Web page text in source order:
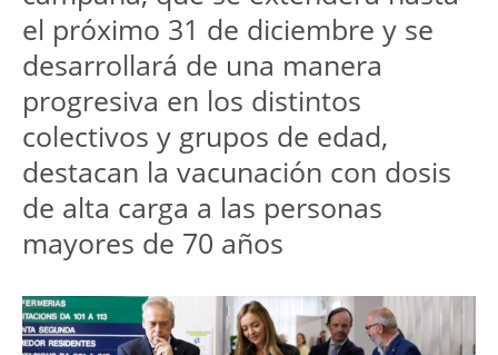
el próximo 31 de diciembre y se
desarrollará de una manera
progresiva en los distintos
colectivos y grupos de edad,
destacan la vacunación con dosis
de alta carga a las personas